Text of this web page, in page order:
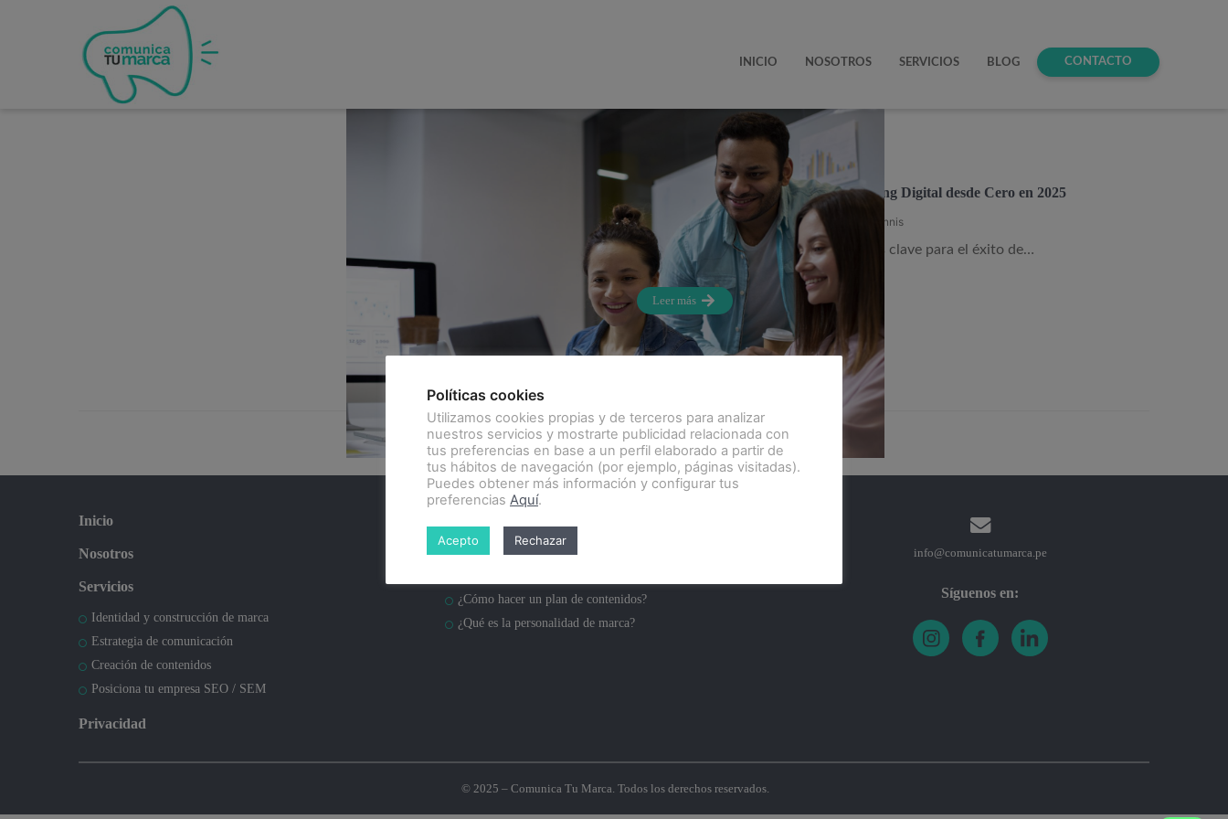
INICIO NOSOTROS SERVICIOS BLOG CONTACTO
Cómo Crear una Estrategia de Marketing Digital desde Cero en 2025
12 de febrero de 2025 Jose Daniel Hannis
En un mundo donde la digitalización es clave para el éxito de…
Leer más
Inicio
Nosotros
Servicios
Identidad y construcción de marca
Estrategia de comunicación
Creación de contenidos
Posiciona tu empresa SEO / SEM
Privacidad
¿Qué es posicionamiento SEO?
¿Cómo hacer un plan de contenidos?
¿Qué es la personalidad de marca?
info@comunicatumarca.pe
Síguenos en:
© 2025 – Comunica Tu Marca. Todos los derechos reservados.
Políticas cookies
Utilizamos cookies propias y de terceros para analizar
nuestros servicios y mostrarte publicidad relacionada con
tus preferencias en base a un perfil elaborado a partir de
tus hábitos de navegación (por ejemplo, páginas visitadas).
Puedes obtener más información y configurar tus
preferencias Aquí.
Acepto Rechazar